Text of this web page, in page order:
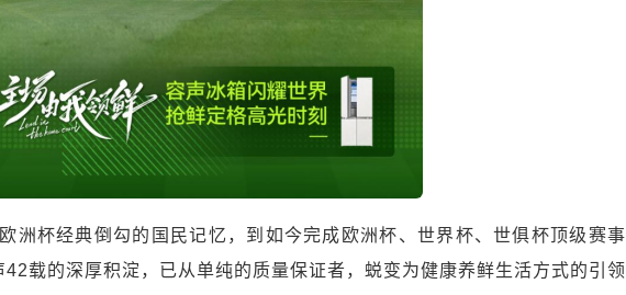
洲杯经典倒勾的国民记忆，到如今完成欧洲杯、世界杯、世俱杯顶级赛事
42载的深厚积淀，已从单纯的质量保证者，蜕变为健康养鲜生活方式的引领